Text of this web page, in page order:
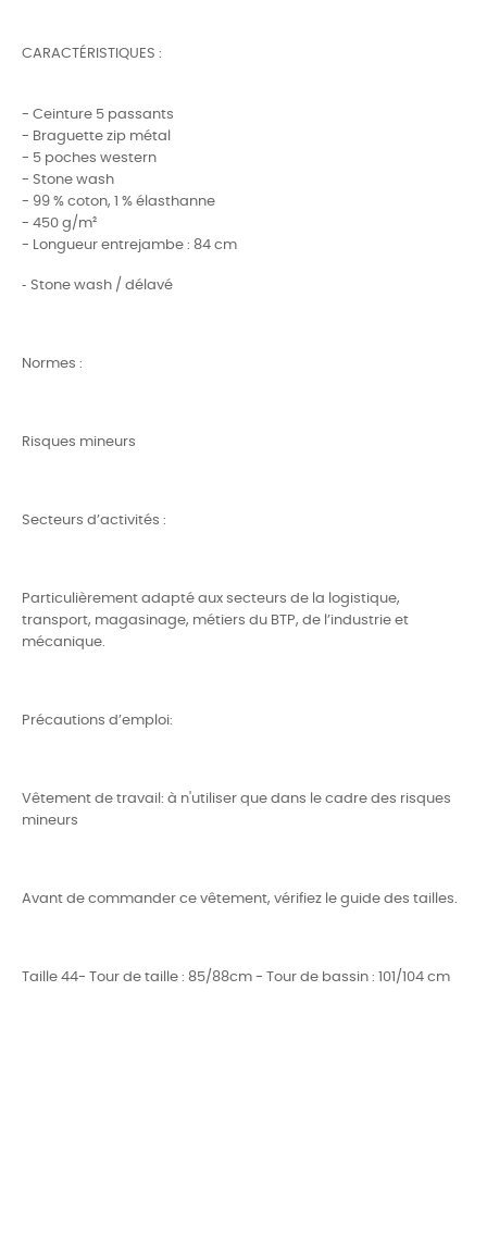
CARACTÉRISTIQUES :
- Ceinture 5 passants
- Braguette zip métal
- 5 poches western
- Stone wash
- 99 % coton, 1 % élasthanne
- 450 g/m²
- Longueur entrejambe : 84 cm
- Stone wash / délavé
Normes :
Risques mineurs
Secteurs d’activités :
Particulièrement adapté aux secteurs de la logistique,
transport, magasinage, métiers du BTP, de l’industrie et
mécanique.
Précautions d’emploi:
Vêtement de travail: à n'utiliser que dans le cadre des risques
mineurs
Avant de commander ce vêtement, vérifiez le guide des tailles.
Taille 44- Tour de taille : 85/88cm - Tour de bassin : 101/104 cm